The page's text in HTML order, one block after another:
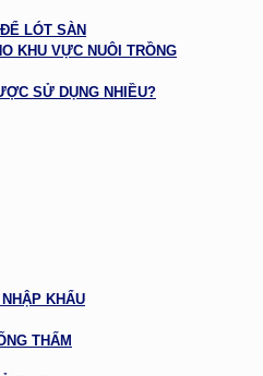
LÓT SÀN
KHU VỰC NUÔI TRỒNG
SỬ DỤNG NHIỀU?
KHẨU
THẤM